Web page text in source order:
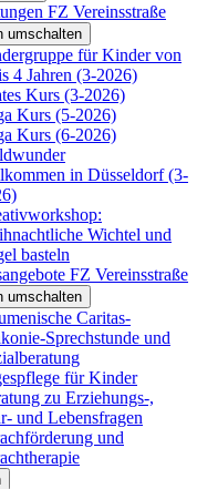
FZ Vereinsstraße
umschalten
für Kinder von
4 Jahren (3-2026)
Kurs (3-2026)
Kurs (5-2026)
Kurs (6-2026)
in Düsseldorf (3-
Wichtel und
basteln
FZ Vereinsstraße
umschalten
Caritas-
Sprechstunde und
für Kinder
zu Erziehungs-,
und Lebensfragen
und